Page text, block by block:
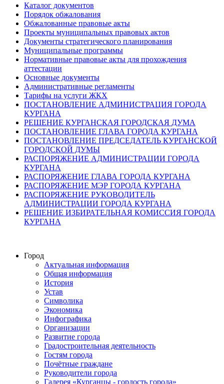
Каталог документов
Порядок обжалования
Обжалованные правовые акты
Проекты муниципальных правовых актов
Документы стратегического планирования
Муниципальные программы
Нормативные правовые акты для прохождения
аттестации
Основные документы
Административные регламенты
Тарифы на услуги ЖКХ
ПОСТАНОВЛЕНИЕ АДМИНИСТРАЦИЯ ГОРОДА
КУРГАНА
РЕШЕНИЕ КУРГАНСКАЯ ГОРОДСКАЯ ДУМА
ПОСТАНОВЛЕНИЕ ГЛАВА ГОРОДА КУРГАНА
ПОСТАНОВЛЕНИЕ ПРЕДСЕДАТЕЛЬ КУРГАНСКОЙ
ГОРОДСКОЙ ДУМЫ
РАСПОРЯЖЕНИЕ АДМИНИСТРАЦИИ ГОРОДА
КУРГАНА
РАСПОРЯЖЕНИЕ ГЛАВА ГОРОДА КУРГАНА
РАСПОРЯЖЕНИЕ МЭР ГОРОДА КУРГАНА
РАСПОРЯЖЕНИЕ РУКОВОДИТЕЛЬ
АДМИНИСТРАЦИИ ГОРОДА КУРГАНА
РЕШЕНИЕ ИЗБИРАТЕЛЬНАЯ КОМИССИЯ ГОРОДА
КУРГАНА
Город
Актуальная информация
Общая информация
История
Устав
Символика
Экономика
Инфографика
Организации
Развитие города
Градостроительная деятельность
Гостям города
Почётные граждане
Руководители города
Галерея «Курганцы - гордость города»